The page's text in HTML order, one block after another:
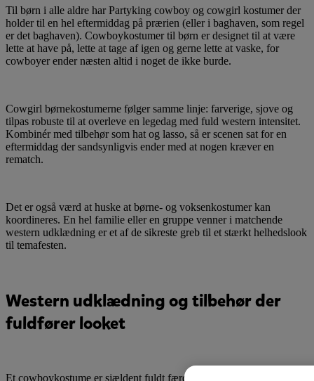
Til børn i alle aldre har Partyking cowboy og cowgirl kostumer der
holder til en hel eftermiddag på prærien (eller i baghaven, som regel
er det baghaven). Cowboykostumer til børn er designet til at være
lette at have på, lette at tage af igen og gerne lette at vaske, for
cowboyer ender næsten altid i noget de ikke burde.
Cowgirl børnekostumerne følger samme linje: farverige, sjove og
tilpas robuste til at overleve en legedag med fuld western intensitet.
Kombinér med tilbehør som hat og lasso, så er scenen sat for en
eftermiddag der sandsynligvis ender med at nogen kræver en
rematch.
Det er også værd at huske at børne- og voksenkostumer kan
koordineres. En hel familie eller en gruppe venner i matchende
western udklædning er et af de sikreste greb til et stærkt helhedslook
til temafesten.
Western udklædning og tilbehør der
fuldfører looket
Et cowboykostume er sjældent fuldt færdigt uden det rette tilbehør.